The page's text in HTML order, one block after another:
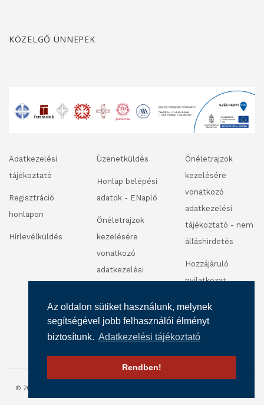
Az oldalon sütiket használunk, melynek
segítségével jobb felhasználói élményt
biztosítunk. Adatkezelési tájékoztató
Rendben!
KÖZELGŐ ÜNNEPEK
Adatkezelési
tájékoztató
Regisztráció
honlapon
Hírlevélküldés
Üzenetküldés
Honlap belépési
adatok - ENapló
Önéletrajzok
kezelésére
vonatkozó
adatkezelési
álláshirdetés
Önéletrajzok
kezelésére
vonatkozó
adatkezelési
tájékoztató - nem
álláshirdetés
Hozzájáruló
nyilatkozat
videofelvétel
© 2016 SZALÉZI INTÉZMÉNY FENNTARTÓ. MINDEN JOG FENNTARTVA.